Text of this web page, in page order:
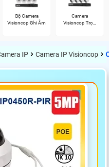
Bộ Camera
Visioncop Ghi Âm
Camera
Visioncop Trọn
IP › Camera IP Visioncop ›